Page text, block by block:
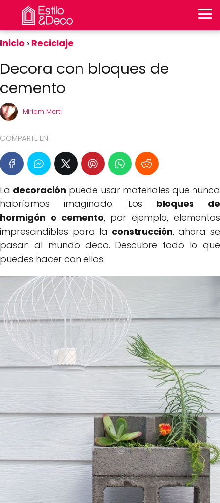
Inicio Reciclaje
Decora con bloques de
cemento
Miriam Marti
COMPARTE EN:
La decoración puede usar materiales que nunca
habríamos imaginado. Los bloques de
hormigón o cemento, por ejemplo, elementos
imprescindibles para la construcción, ahora se
pasan al mundo deco. Descubre todo lo que
puedes hacer con ellos.